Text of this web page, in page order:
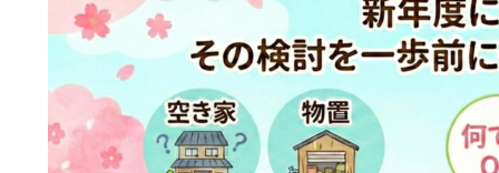
施工事例
現場ブログ